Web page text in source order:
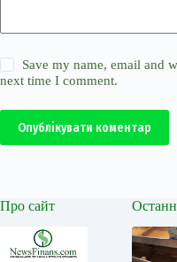
Save my name, email and
next time I comment.
Опублікувати коментар
Про сайт